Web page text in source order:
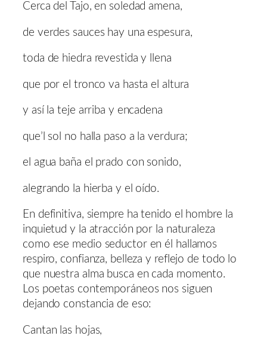
Cerca del Tajo, en soledad amena,
de verdes sauces hay una espesura,
toda de hiedra revestida y llena
que por el tronco va hasta el altura
y así la teje arriba y encadena
que’l sol no halla paso a la verdura;
el agua baña el prado con sonido,
alegrando la hierba y el oído.
En definitiva, siempre ha tenido el hombre la
inquietud y la atracción por la naturaleza
como ese medio seductor en él hallamos
respiro, confianza, belleza y reflejo de todo lo
que nuestra alma busca en cada momento.
Los poetas contemporáneos nos siguen
dejando constancia de eso:
Cantan las hojas,